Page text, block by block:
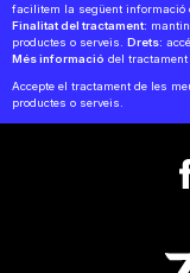
facilitem la següent informació
Finalitat del tractament:
productes o serveis. Drets:
Més informació del tractament
Accepte el tractament de les
productes o serveis.